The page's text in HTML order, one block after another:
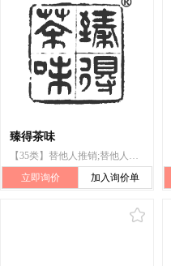
臻得茶味
【35类】替他人推销;替他人采购(替其他企业购买商品或服务)
立即询价
加入询价单